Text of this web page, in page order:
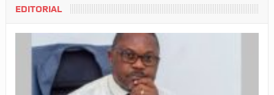
EDITORIAL